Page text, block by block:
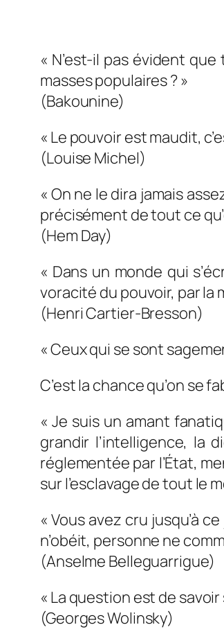
« N’est-il pas évident
masses populaires ? »
(Bakounine)
« Le pouvoir est maudit,
(Louise Michel)
« On ne le dira jamais
précisément de tout ce
(Hem Day)
« Dans un monde qui
voracité du pouvoir, par la
(Henri Cartier-Bresson)
« Ceux qui se sont
C’est la chance qu’on se
« Je suis un amant
grandir l’intelligence, la
réglementée par l’État,
sur l’esclavage de tout le
« Vous avez cru jusqu’à
n’obéit, personne ne
(Anselme Belleguarrigue)
« La question est de
(Georges Wolinsky)